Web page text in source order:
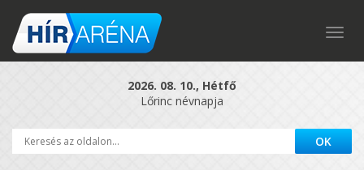
2026. 08. 10., Hétfő
Lőrinc névnapja